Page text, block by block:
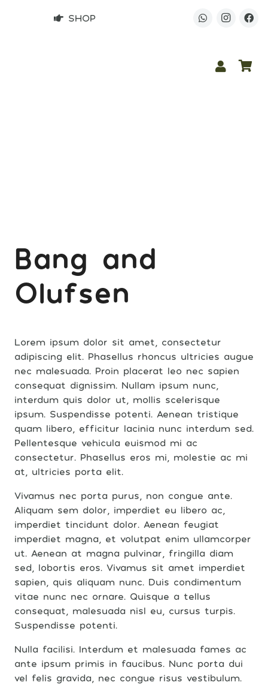
SHOP
Bang and
Olufsen
Lorem ipsum dolor sit amet, consectetur
adipiscing elit. Phasellus rhoncus ultricies augue
nec malesuada. Proin placerat leo nec sapien
consequat dignissim. Nullam ipsum nunc,
interdum quis dolor ut, mollis scelerisque
ipsum. Suspendisse potenti. Aenean tristique
quam libero, efficitur lacinia nunc interdum sed.
Pellentesque vehicula euismod mi ac
consectetur. Phasellus eros mi, molestie ac mi
at, ultricies porta elit.
Vivamus nec porta purus, non congue ante.
Aliquam sem dolor, imperdiet eu libero ac,
imperdiet tincidunt dolor. Aenean feugiat
imperdiet magna, et volutpat enim ullamcorper
ut. Aenean at magna pulvinar, fringilla diam
sed, lobortis eros. Vivamus sit amet imperdiet
sapien, quis aliquam nunc. Duis condimentum
vitae nunc nec ornare. Quisque a tellus
consequat, malesuada nisl eu, cursus turpis.
Suspendisse potenti.
Nulla facilisi. Interdum et malesuada fames ac
ante ipsum primis in faucibus. Nunc porta dui
vel felis gravida, nec congue risus vestibulum.